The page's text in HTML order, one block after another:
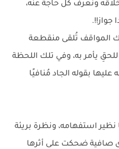
ونعرف كل حاجة عنه،
المواقف تُلقى منقطعة
يأمر به، وفي تلك اللحظة
بقوله الجاد مُنافيًا
استفهامه، ونظرة بريئة
صافية ضحكت على أثرها